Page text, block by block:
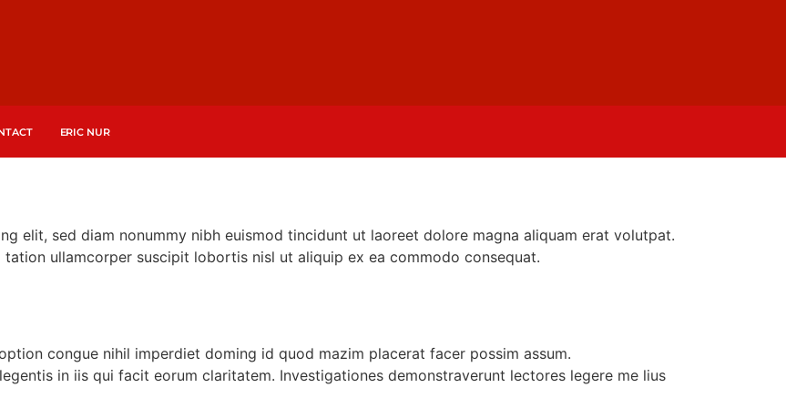
ERIC NUR
elit, sed diam nonummy nibh euismod tincidunt ut laoreet dolore magna aliquam erat volutpat.
ullamcorper suscipit lobortis nisl ut aliquip ex ea commodo consequat.
congue nihil imperdiet doming id quod mazim placerat facer possim assum.
in iis qui facit eorum claritatem. Investigationes demonstraverunt lectores legere me lius